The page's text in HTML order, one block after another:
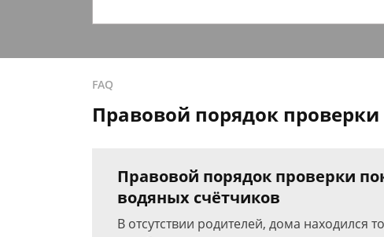
FAQ
Правовой порядок
Правовой порядок проверки
водяных счётчиков
В отсутствии родителей, дома находился